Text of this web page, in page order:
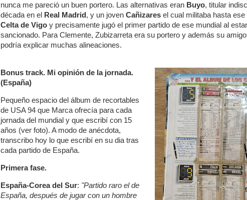
nunca me pareció un buen portero. Las alternativas eran Buyo, titular
década en el
Real Madrid, y un joven Cañizares el cual militaba hasta ese
Celta de Vigo y precisamente jugó el primer partido de ese mundial al
sancionado. Para Clemente, Zubizarreta era su portero y además su
podría explicar muchas alineaciones.
Bonus track. Mi opinión de la jornada.
(España)
Pequeño espacio del álbum de recortables
de USA 94 que Marca ofrecía para cada
jornada del mundial y que escribí con 15
años (ver foto). A modo de anécdota,
transcribo hoy lo que escribí en su dia tras
cada partido de España.
Primera fase.
España-Corea del Sur: "Partido raro el de
España, después de jugar con un hombre